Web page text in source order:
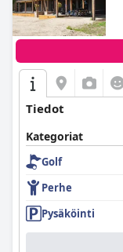
Tiedot
Kategoriat
Golf
Perhe
Pysäköinti